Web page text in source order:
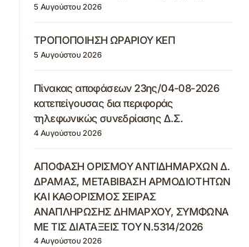
5 Αυγούστου 2026
ΤΡΟΠΟΠΟΙΗΣΗ ΩΡΑΡΙΟΥ ΚΕΠ
5 Αυγούστου 2026
Πίνακας αποφάσεων 23ης/04-08-2026
κατεπείγουσας δια περιφοράς
τηλεφωνικώς συνεδρίασης Δ.Σ.
4 Αυγούστου 2026
ΑΠΟΦΑΣΗ ΟΡΙΣΜΟΥ ΑΝΤΙΔΗΜΑΡΧΩΝ Δ.
ΔΡΑΜΑΣ, ΜΕΤΑΒΙΒΑΣΗ ΑΡΜΟΔΙΟΤΗΤΩΝ
ΚΑΙ ΚΑΘΟΡΙΣΜΟΣ ΣΕΙΡΑΣ
ΑΝΑΠΛΗΡΩΣΗΣ ΔΗΜΑΡΧΟΥ, ΣΥΜΦΩΝΑ
ΜΕ ΤΙΣ ΔΙΑΤΑΞΕΙΣ ΤΟΥ Ν.5314/2026
4 Αυγούστου 2026